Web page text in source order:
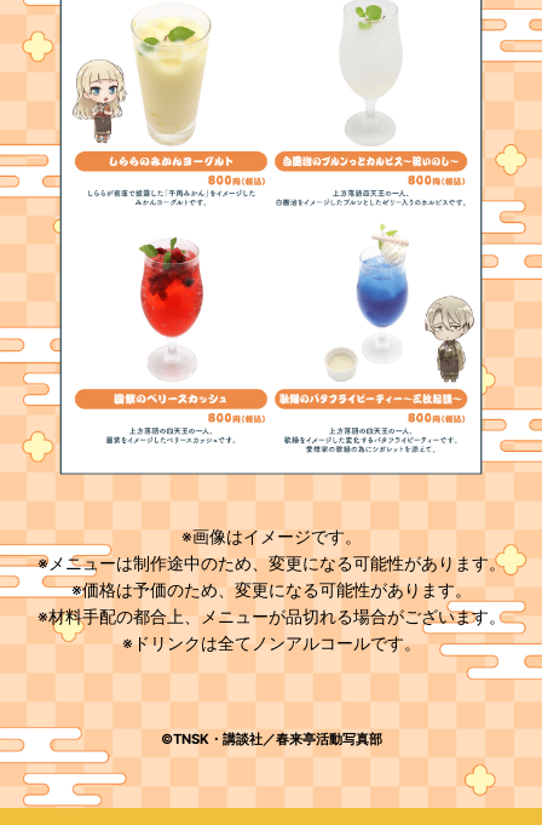
※画像はイメージです。
※メニューは制作途中のため、変更になる可能性があります。
※価格は予価のため、変更になる可能性があります。
※材料手配の都合上、メニューが品切れる場合がございます。
※ドリンクは全てノンアルコールです。
©TNSK・講談社／春来亭活動写真部